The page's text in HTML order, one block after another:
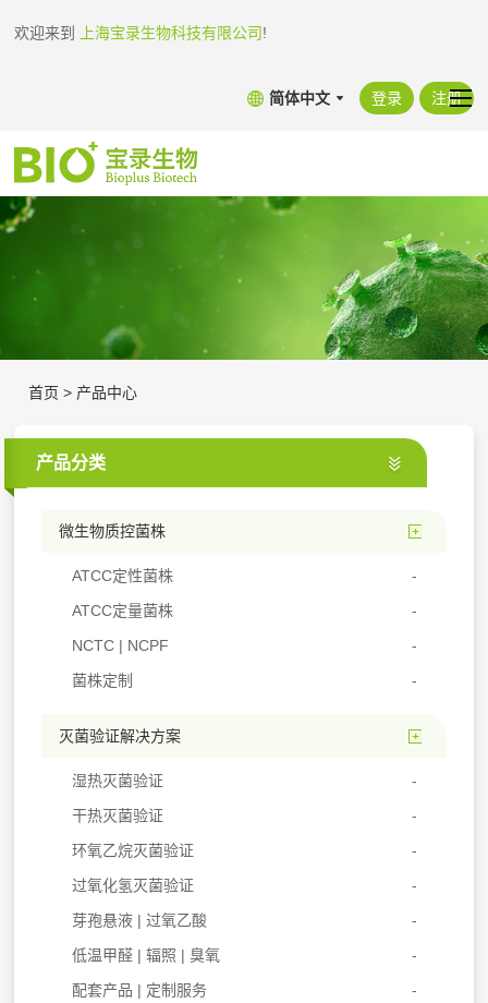
欢迎来到 上海宝录生物科技有限公司!
简体中文 登录 注册
首页 > 产品中心
产品分类
微生物质控菌株
ATCC定性菌株
ATCC定量菌株
NCTC | NCPF
菌株定制
灭菌验证解决方案
湿热灭菌验证
干热灭菌验证
环氧乙烷灭菌验证
过氧化氢灭菌验证
芽孢悬液 | 过氧乙酸
低温甲醛 | 辐照 | 臭氧
配套产品 | 定制服务